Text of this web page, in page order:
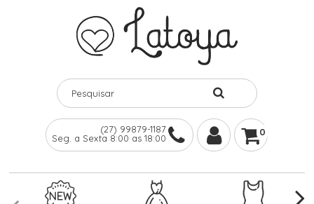
(27) 99879-1187
Seg. a Sexta 8:00 as 18:00
0